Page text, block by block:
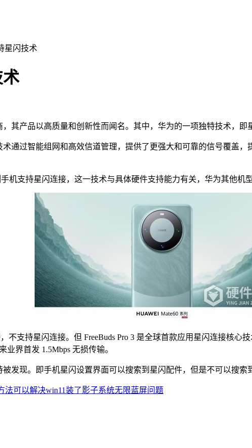
星闪技术
其产品以高质量和创新性而闻名。其中，华为的一项独特技术，即
通过智能组网和高效信道管理，提供了更强大和可靠的信号覆盖
机支持星闪连接，这一技术与具体硬件支持能力有关，华为其他机
不支持星闪连接。但 FreeBuds Pro 3 是全球首款应用星闪连接核
业界首发 1.5Mbps 无损传输。
发现。即手机星闪设置界面可以搜索到星闪配件，但是不可以搜索
法可以解决win11装了影子系统无限蓝屏问题